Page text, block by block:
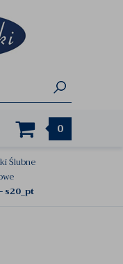
0
Ślubne
s20_pt